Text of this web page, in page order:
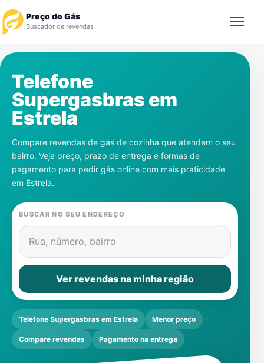
Preço do Gás
Buscador de revendas
Revendedor
Notícias
Cadastre-se
Gás
Contatos
Telefone
Supergasbras em
Estrela
Compare revendas de gás de cozinha que atendem o seu
bairro. Veja preço, prazo de entrega e formas de
pagamento para pedir gás online com mais praticidade
em Estrela.
BUSCAR NO SEU ENDEREÇO
Rua, número, bairro
Ver revendas na minha região
Telefone Supergasbras em Estrela Menor preço
Compare revendas Pagamento na entrega